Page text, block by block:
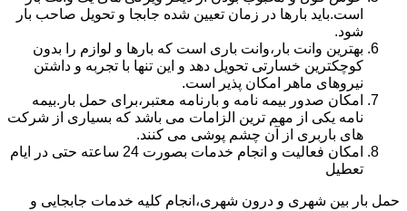
است.باید بارها در زمان تعیین شده جابجا و تحویل صاحب بار
شود.
بهترین وانت بار،وانت باری است که بارها و لوازم را بدون
کوچکترین خسارتی تحویل دهد و این تنها با تجربه و داشتن
نیروهای ماهر امکان پذیر است.
امکان صدور بیمه نامه و بارنامه معتبر،برای حمل بار.بیمه
نامه یکی از مهم ترین الزامات می باشد که بسیاری از شرکت
های باربری از آن چشم پوشی می کنند.
امکان فعالیت و انجام خدمات بصورت 24 ساعته حتی در ایام
تعطیل
حمل بار بین شهری و درون شهری،انجام کلیه خدمات جابجایی و